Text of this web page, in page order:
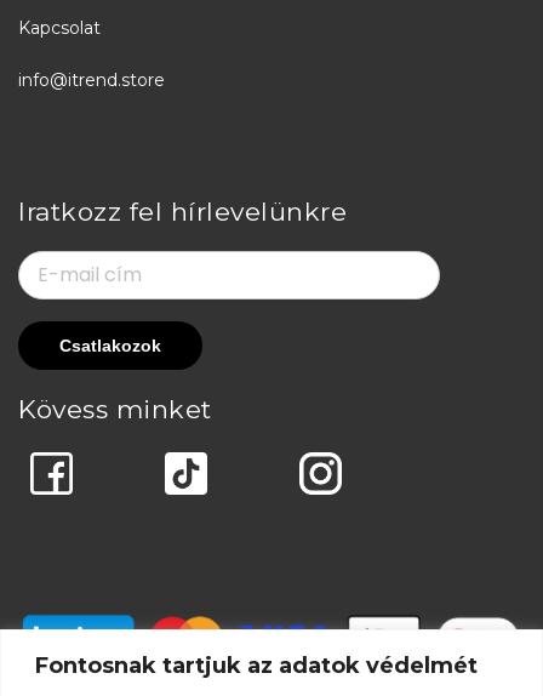
Fontosnak tartjuk az adatok védelmét
Kapcsolat
info@itrend.store
Iratkozz fel hírlevelünkre
Kövess minket